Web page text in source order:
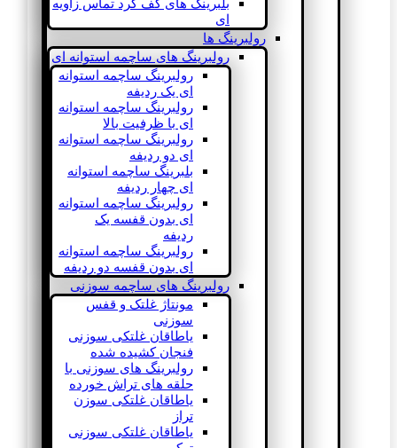
بلبرینگ های کف گرد تماس زاویه
ای
رولبرینگ ها
رولبرینگ های ساچمه استوانه ای
رولبرینگ ساچمه استوانه
ای یک ردیفه
رولبرینگ ساچمه استوانه
ای با ظرفیت بالا
رولبرینگ ساچمه استوانه
ای دو ردیفه
بلبرینگ ساچمه استوانه
ای چهار ردیفه
رولبرینگ ساچمه استوانه
ای بدون قفسه یک
ردیفه
رولبرینگ ساچمه استوانه
ای بدون قفسه دو ردیفه
رولبرینگ های ساچمه سوزنی
مونتاژ غلتک و قفس
سوزنی
یاطاقان غلتکی سوزنی
فنجان کشیده شده
رولبرینگ های سوزنی با
حلقه های تراش خورده
یاطاقان غلتکی سوزن
تراز
یاطاقان غلتکی سوزنی